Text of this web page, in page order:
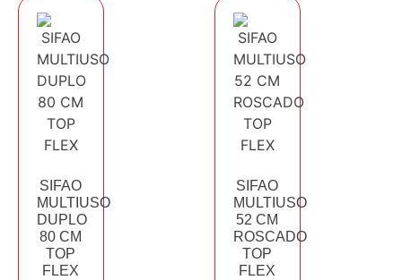
SIFAO
MULTIUSO
DUPLO
80 CM
TOP
FLEX
SIFAO
MULTIUSO
52 CM
ROSCADO
TOP
FLEX